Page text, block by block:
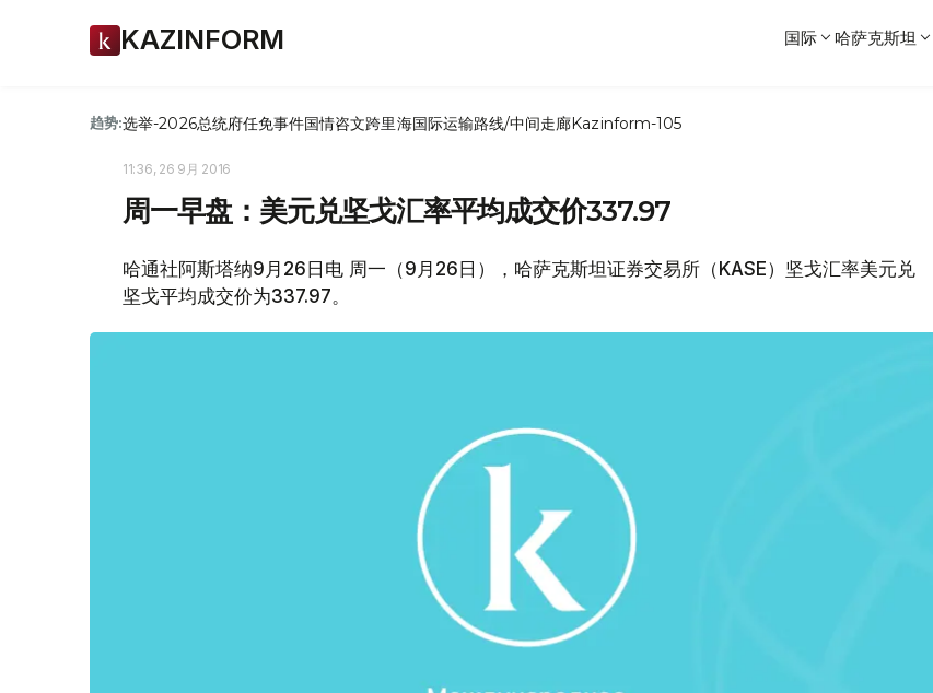
KAZINFORM 国际 哈萨克斯坦
趋势:选举-2026总统府任免事件国情咨文跨里海国际运输路线/中间走廊Kazinform-105
11:36, 26 9月 2016
周一早盘：美元兑坚戈汇率平均成交价337.97
哈通社阿斯塔纳9月26日电 周一（9月26日），哈萨克斯坦证券交易所（KASE）坚戈汇率美元兑
坚戈平均成交价为337.97。